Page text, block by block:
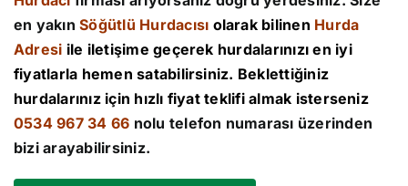
en yakınSöğütlü Hurdacısı olarak bilinen Hurda
Adresi ile iletişime geçerek hurdalarınızı en iyi
fiyatlarla hemen satabilirsiniz. Beklettiğiniz
hurdalarınız için hızlı fiyat teklifi almak isterseniz
0534 967 34 66 nolu telefon numarası üzerinden
bizi arayabilirsiniz.